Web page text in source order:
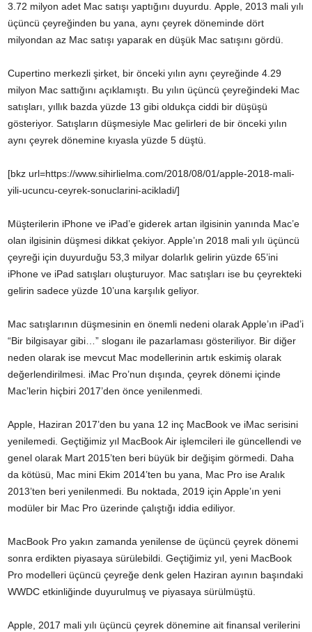
3.72 milyon adet Mac satışı yaptığını duyurdu. Apple, 2013 mali yılı
üçüncü çeyreğinden bu yana, aynı çeyrek döneminde dört
milyondan az Mac satışı yaparak en düşük Mac satışını gördü.
Cupertino merkezli şirket, bir önceki yılın aynı çeyreğinde 4.29
milyon Mac sattığını açıklamıştı. Bu yılın üçüncü çeyreğindeki Mac
satışları, yıllık bazda yüzde 13 gibi oldukça ciddi bir düşüşü
gösteriyor. Satışların düşmesiyle Mac gelirleri de bir önceki yılın
aynı çeyrek dönemine kıyasla yüzde 5 düştü.
[bkz url=https://www.sihirlielma.com/2018/08/01/apple-2018-mali-
yili-ucuncu-ceyrek-sonuclarini-acikladi/]
Müşterilerin iPhone ve iPad’e giderek artan ilgisinin yanında Mac’e
olan ilgisinin düşmesi dikkat çekiyor. Apple’ın 2018 mali yılı üçüncü
çeyreği için duyurduğu 53,3 milyar dolarlık gelirin yüzde 65’ini
iPhone ve iPad satışları oluşturuyor. Mac satışları ise bu çeyrekteki
gelirin sadece yüzde 10’una karşılık geliyor.
Mac satışlarının düşmesinin en önemli nedeni olarak Apple’ın iPad’i
“Bir bilgisayar gibi…” sloganı ile pazarlaması gösteriliyor. Bir diğer
neden olarak ise mevcut Mac modellerinin artık eskimiş olarak
değerlendirilmesi. iMac Pro’nun dışında, çeyrek dönemi içinde
Mac’lerin hiçbiri 2017’den önce yenilenmedi.
Apple, Haziran 2017’den bu yana 12 inç MacBook ve iMac serisini
yenilemedi. Geçtiğimiz yıl MacBook Air işlemcileri ile güncellendi ve
genel olarak Mart 2015’ten beri büyük bir değişim görmedi. Daha
da kötüsü, Mac mini Ekim 2014’ten bu yana, Mac Pro ise Aralık
2013’ten beri yenilenmedi. Bu noktada, 2019 için Apple’ın yeni
modüler bir Mac Pro üzerinde çalıştığı iddia ediliyor.
MacBook Pro yakın zamanda yenilense de üçüncü çeyrek dönemi
sonra erdikten piyasaya sürülebildi. Geçtiğimiz yıl, yeni MacBook
Pro modelleri üçüncü çeyreğe denk gelen Haziran ayının başındaki
WWDC etkinliğinde duyurulmuş ve piyasaya sürülmüştü.
Apple, 2017 mali yılı üçüncü çeyrek dönemine ait finansal verilerini